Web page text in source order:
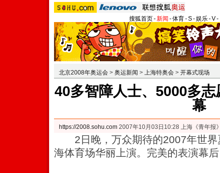
搜狐首页-新闻 -体育-S-娱乐-V-
北京2008年奥运会 > 奥运新闻 > 上海特奥会 > 开幕式现场
40多智障人士、5000多
幕
https://2008.sohu.com 2007年10月03日10:28 上海《青年报
2日晚，万众期待的2007年世界
海体育场华丽上演。完美的表演幕